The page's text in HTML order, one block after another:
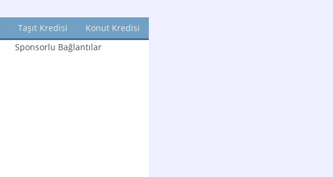
Taşıt Kredisi Konut Kredisi
Sponsorlu Bağlantılar